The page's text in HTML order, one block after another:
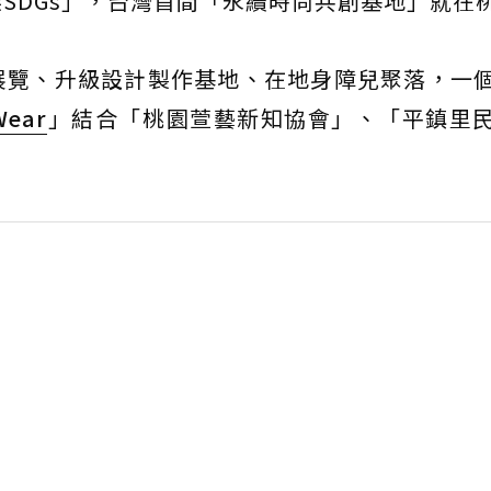
、升級設計製作基地、在地身障兒聚落，一
」結合「桃園萱藝新知協會」、「平鎮里民